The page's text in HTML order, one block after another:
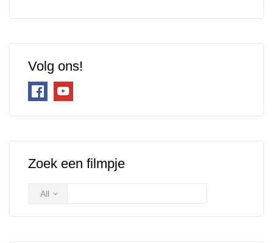
Volg ons!
Zoek een filmpje
All